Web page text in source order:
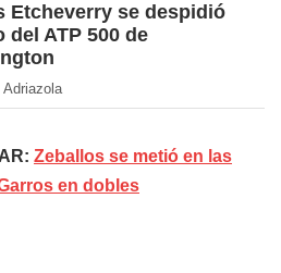
Etcheverry se despidió
del ATP 500 de
Zeballos se metió en las
en dobles